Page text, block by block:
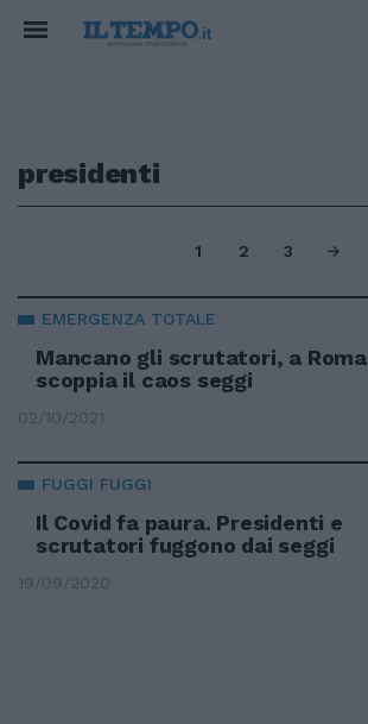
presidenti
1 2 3
EMERGENZA TOTALE
Mancano gli scrutatori, a Roma
scoppia il caos seggi
02/10/2021
FUGGI FUGGI
Il Covid fa paura. Presidenti e
scrutatori fuggono dai seggi
19/09/2020